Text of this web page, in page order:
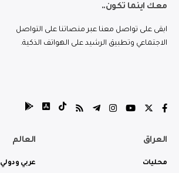
معك اينما تكون..
ابقى على تواصل معنا عبر منصاتنا على التواصل
الاجتماعي وتطبيق الرشيد على الهواتف الذكية.
العراق
محليات
العالم
عربي ودولي